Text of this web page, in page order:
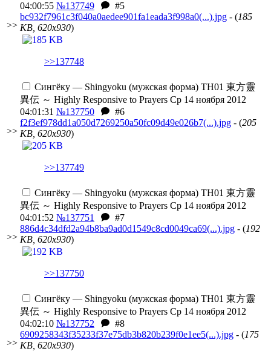
>>
04:00:55 №137749
#5
bc932f7961c3f040a0aedee901fa1eada3f998a0(...).jpg - (185
KB, 620x930)
>>137748
>>
Сингёку — Shingyoku (мужская форма) TH01 東方靈
異伝 ～ Highly Responsive to Prayers Ср 14 ноября 2012
04:01:31 №137750
#6
f2f3ef978dd1a050d7269250a50fc09d49e026b7(...).jpg - (205
KB, 620x930)
>>137749
>>
Сингёку — Shingyoku (мужская форма) TH01 東方靈
異伝 ～ Highly Responsive to Prayers Ср 14 ноября 2012
04:01:52 №137751
#7
886d4c34dfd2a94b8ba9ad0d1549c8cd0049ca69(...).jpg - (192
KB, 620x930)
>>137750
>>
Сингёку — Shingyoku (мужская форма) TH01 東方靈
異伝 ～ Highly Responsive to Prayers Ср 14 ноября 2012
04:02:10 №137752
#8
6909258343f35233f37e75db3b820b239f0e1ee5(...).jpg - (175
KB, 620x930)